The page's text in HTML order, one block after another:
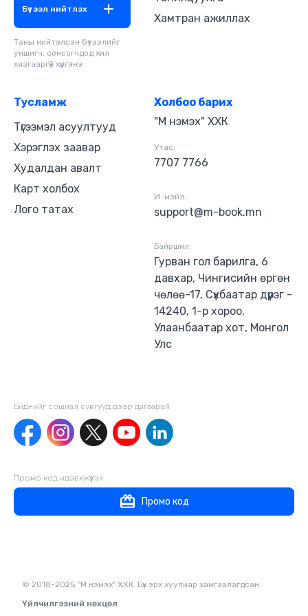
Бүтээл нийтлэх
Таны нийтэлсэн бүтээлийг
уншигч, сонсогчдод хил
хязгааргүй хүргэнэ
Хамтран ажиллах
Тусламж
Түгээмэл асуултууд
Хэрэглэх заавар
Худалдан авалт
Карт холбох
Лого татах
Холбоо барих
"М нэмэх" ХХК
Утас:
7707 7766
И-мэйл:
support@m-book.mn
Байршил:
Гурван гол барилга, 6
давхар, Чингисийн өргөн
чөлөө-17, Сүхбаатар дүүрэг -
14240, 1-р хороо,
Улаанбаатар хот, Монгол
Улс
Биднийг сошиал сувгууд дээр дагаaрай
Промо код идэвхжүүлэх
Промо код
© 2018-2025 "М нэмэх" ХХК. Бүх эрх хуулиар хамгаалагдсан.
Үйлчилгээний нөхцөл